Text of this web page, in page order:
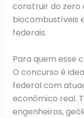
construir do zero
biocombustíveis
federais.
Para quem esse
O concurso é
federal com
econômico real.
engenheiros,